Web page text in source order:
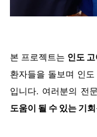
본 프로젝트는 인도
환자들을 돌보며 인
입니다. 여러분의 전
도움이 될 수 있는 기회